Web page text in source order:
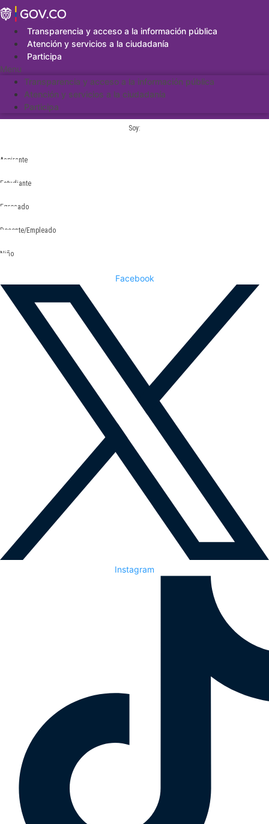
Saltar
al
contenidoTransparencia y acceso a la información pública
Atención y servicios a la ciudadanía
Participa
Menu
Transparencia y acceso a la información pública
Atención y servicios a la ciudadanía
Participa
Soy:
Aspirante
Estudiante
Egresado
Docente/Empleado
Niño
Facebook
Instagram